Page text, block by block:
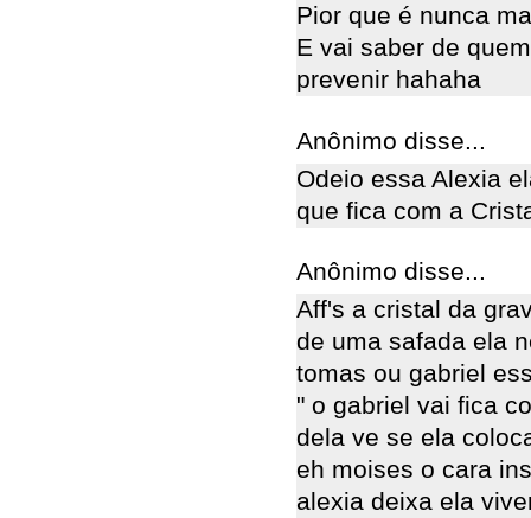
Pior que é nunca
E vai saber de
prevenir hahaha
Anônimo disse...
Odeio essa Alexia
que fica com a
Anônimo disse...
Aff's a cristal da
de uma safada ela
tomas ou gabriel
" o gabriel vai fica
dela ve se ela
eh moises o cara
alexia deixa ela